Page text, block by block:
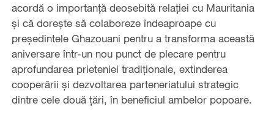
acordă o importanță deosebită relației cu Mauritania
și că dorește să colaboreze îndeaproape cu
președintele Ghazouani pentru a transforma această
aniversare într-un nou punct de plecare pentru
aprofundarea prieteniei tradiționale, extinderea
cooperării și dezvoltarea parteneriatului strategic
dintre cele două țări, în beneficiul ambelor popoare.